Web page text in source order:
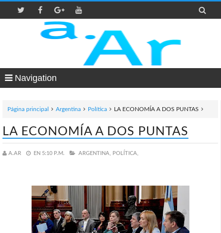

Navigation
Página principal Argentina Política LA ECONOMÍA A DOS PUNTAS
LA ECONOMÍA A DOS PUNTAS
A.AR EN 5:10 P.M. ARGENTINA, POLÍTICA,